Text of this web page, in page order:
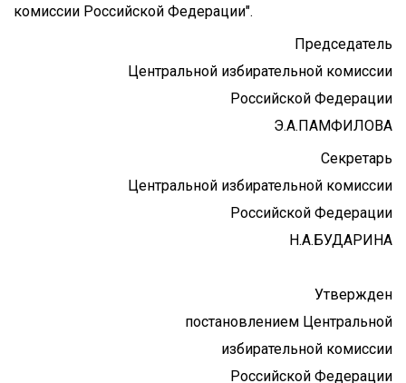
комиссии Российской Федерации".
Председатель
Центральной избирательной комиссии
Российской Федерации
Э.А.ПАМФИЛОВА
Секретарь
Центральной избирательной комиссии
Российской Федерации
Н.А.БУДАРИНА
Утвержден
постановлением Центральной
избирательной комиссии
Российской Федерации